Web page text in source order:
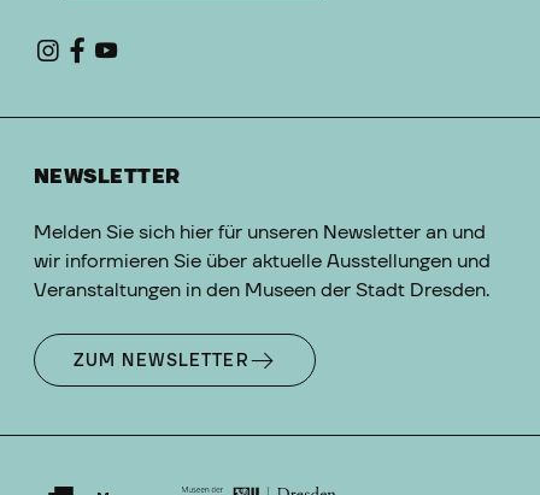
NEWSLETTER
Melden Sie sich hier für unseren Newsletter an und
wir informieren Sie über aktuelle Ausstellungen und
Veranstaltungen in den Museen der Stadt Dresden.
ZUM NEWSLETTER